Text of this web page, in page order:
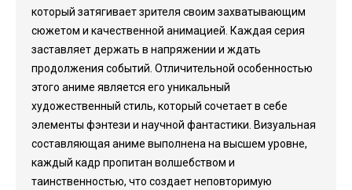
который затягивает зрителя своим захватывающим
сюжетом и качественной анимацией. Каждая серия
заставляет держать в напряжении и ждать
продолжения событий. Отличительной особенностью
этого аниме является его уникальный
художественный стиль, который сочетает в себе
элементы фэнтези и научной фантастики. Визуальная
составляющая аниме выполнена на высшем уровне,
каждый кадр пропитан волшебством и
таинственностью, что создает неповторимую